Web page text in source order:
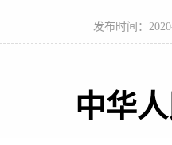
发布时间：
中华